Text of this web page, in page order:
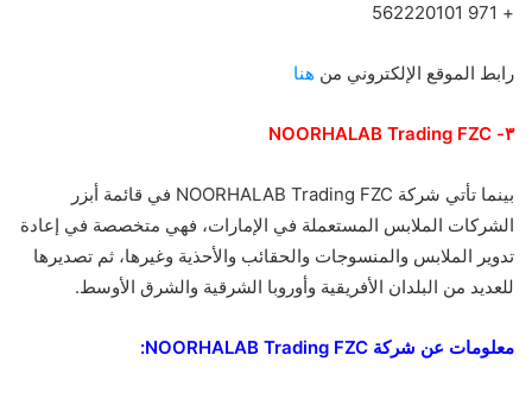
+ 971 562220101
رابط الموقع الإلكتروني من هنا
٣- NOORHALAB Trading FZC
بينما تأتي شركة NOORHALAB Trading FZC في قائمة أبزر
الشركات الملابس المستعملة في الإمارات، فهي متخصصة في إعادة
تدوير الملابس والمنسوجات والحقائب والأحذية وغيرها، ثم تصديرها
للعديد من البلدان الأفريقية وأوروبا الشرقية والشرق الأوسط.
معلومات عن شركة NOORHALAB Trading FZC: